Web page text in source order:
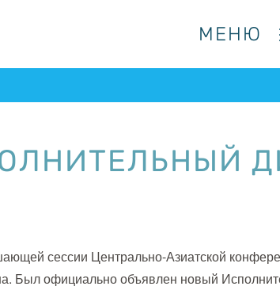
МЕНЮ
МЕНЮ
сессии Центрально-Азиатской
Был официально объявлен новый